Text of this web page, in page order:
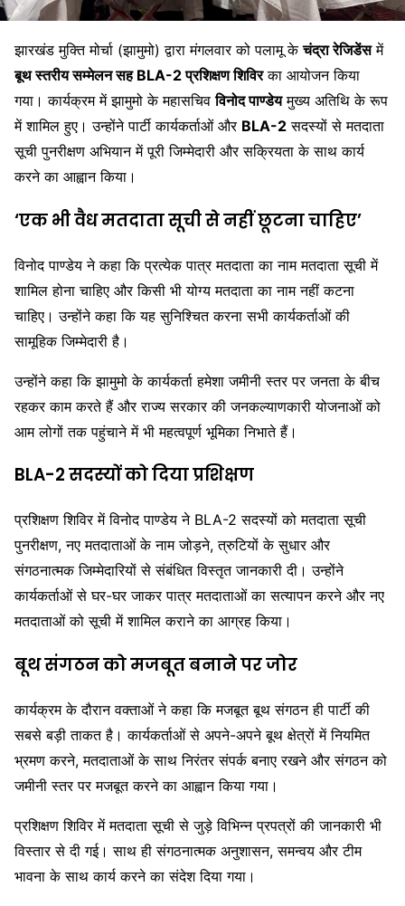
झारखंड मुक्ति मोर्चा (झामुमो) द्वारा मंगलवार को पलामू केचंद्रा रेजिडेंसमें
बूथ स्तरीय सम्मेलन सह BLA-2 प्रशिक्षण शिविरका आयोजन किया
गया। कार्यक्रम में झामुमो के महासचिवविनोद पाण्डेयमुख्य अतिथि के रूप
में शामिल हुए। उन्होंने पार्टी कार्यकर्ताओं और BLA-2 सदस्यों से मतदाता
सूची पुनरीक्षण अभियान में पूरी जिम्मेदारी और सक्रियता के साथ कार्य
करने का आह्वान किया।
‘एक भी वैध मतदाता सूची से नहीं छूटना चाहिए’
विनोद पाण्डेय ने कहा कि प्रत्येक पात्र मतदाता का नाम मतदाता सूची में
शामिल होना चाहिए और किसी भी योग्य मतदाता का नाम नहीं कटना
चाहिए। उन्होंने कहा कि यह सुनिश्चित करना सभी कार्यकर्ताओं की
सामूहिक जिम्मेदारी है।
उन्होंने कहा कि झामुमो के कार्यकर्ता हमेशा जमीनी स्तर पर जनता के बीच
रहकर काम करते हैं और राज्य सरकार की जनकल्याणकारी योजनाओं को
आम लोगों तक पहुंचाने में भी महत्वपूर्ण भूमिका निभाते हैं।
BLA-2 सदस्यों को दिया प्रशिक्षण
प्रशिक्षण शिविर में विनोद पाण्डेय ने BLA-2 सदस्यों को मतदाता सूची
पुनरीक्षण, नए मतदाताओं के नाम जोड़ने, त्रुटियों के सुधार और
संगठनात्मक जिम्मेदारियों से संबंधित विस्तृत जानकारी दी। उन्होंने
कार्यकर्ताओं से घर-घर जाकर पात्र मतदाताओं का सत्यापन करने और नए
मतदाताओं को सूची में शामिल कराने का आग्रह किया।
बूथ संगठन को मजबूत बनाने पर जोर
कार्यक्रम के दौरान वक्ताओं ने कहा कि मजबूत बूथ संगठन ही पार्टी की
सबसे बड़ी ताकत है। कार्यकर्ताओं से अपने-अपने बूथ क्षेत्रों में नियमित
भ्रमण करने, मतदाताओं के साथ निरंतर संपर्क बनाए रखने और संगठन को
जमीनी स्तर पर मजबूत करने का आह्वान किया गया।
प्रशिक्षण शिविर में मतदाता सूची से जुड़े विभिन्न प्रपत्रों की जानकारी भी
विस्तार से दी गई। साथ ही संगठनात्मक अनुशासन, समन्वय और टीम
भावना के साथ कार्य करने का संदेश दिया गया।